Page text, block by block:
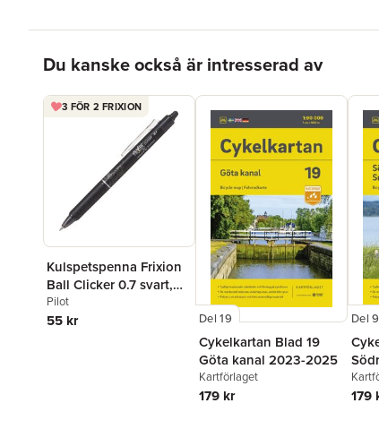
Du kanske också är intresserad av
3 FÖR 2 FRIXION
Kulspetspenna Frixion
Ball Clicker 0.7 svart,
raderbar
Pilot
55 kr Del 19
Cykelkartan Blad 19
Göta kanal 2023-2025
Kartförlaget
179 kr
Del 9
179